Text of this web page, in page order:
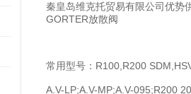
秦皇岛维克托贸易有限公司优势
GORTER放散阀
常用型号：R100,R200
A.V-LP;A.V-MP;A.V-095;R200